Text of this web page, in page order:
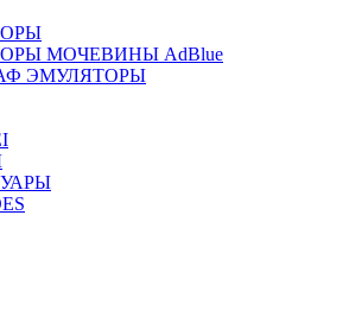
МОЧЕВИНЫ АdBlue
ЭМУЛЯТОРЫ